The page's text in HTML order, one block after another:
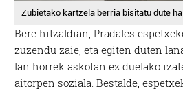
Zubietako kartzela berria bisitatu dute
Bere hitzaldian, Pradales
zuzendu zaie, eta egiten duten
lan horrek askotan ez duelako
aitorpen soziala. Bestalde,